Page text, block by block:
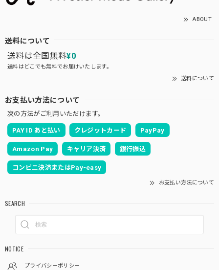
ABOUT
送料について
送料は全国無料¥0
送料はどこでも無料でお届けいたします。
送料について
お支払い方法について
次の方法がご利用いただけます。
PAY ID あと払い クレジットカード PayPay
Amazon Pay キャリア決済 銀行振込
コンビニ決済またはPay-easy
お支払い方法について
SEARCH
NOTICE
プライバシーポリシー